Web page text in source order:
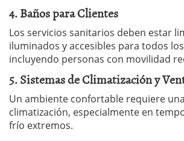
4. Baños para Clientes
Los servicios sanitarios deben estar
iluminados y accesibles para todos
incluyendo personas con movilidad
5. Sistemas de Climatización y
Un ambiente confortable requiere
climatización, especialmente en
frío extremos.